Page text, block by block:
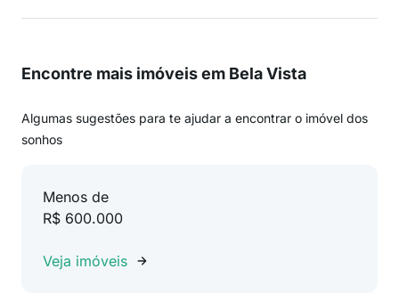
Encontre mais imóveis em Bela Vista
Algumas sugestões para te ajudar a encontrar o imóvel dos
sonhos
Menos de
R$ 600.000
Veja imóveis